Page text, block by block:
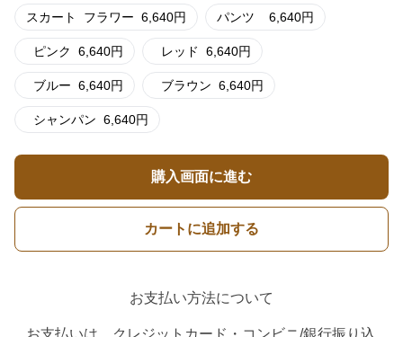
スカート フラワー 6,640円 パンツ 6,640円
ピンク 6,640円 レッド 6,640円
ブルー 6,640円 ブラウン 6,640円
シャンパン 6,640円
購入画面に進む
カートに追加する
お支払い方法について